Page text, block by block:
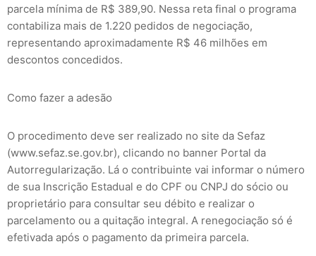
parcela mínima de R$ 389,90. Nessa reta final o programa
contabiliza mais de 1.220 pedidos de negociação,
representando aproximadamente R$ 46 milhões em
descontos concedidos.
Como fazer a adesão
O procedimento deve ser realizado no site da Sefaz
(www.sefaz.se.gov.br), clicando no banner Portal da
Autorregularização. Lá o contribuinte vai informar o número
de sua Inscrição Estadual e do CPF ou CNPJ do sócio ou
proprietário para consultar seu débito e realizar o
parcelamento ou a quitação integral. A renegociação só é
efetivada após o pagamento da primeira parcela.